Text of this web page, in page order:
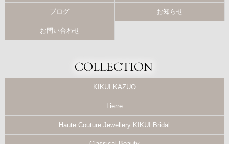
ブログ お知らせ
お問い合わせ
KIKUI KAZUO
Lierre
Haute Couture Jewellery KIKUI Bridal